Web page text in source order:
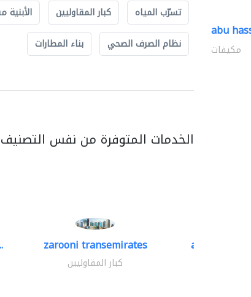
تسرّب المياه
كبار المقاوليين
نظام الصرف الصحي
بناء المطارات
الخدمات المتوفرة من نفس التصنيف
zarooni transemirates
كبار المقاوليين
accurate bldh
abu
مكيفات